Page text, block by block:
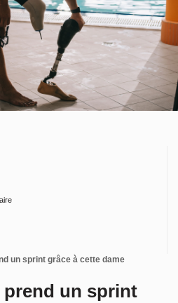
un sprint grâce à cette dame
prend un sprint